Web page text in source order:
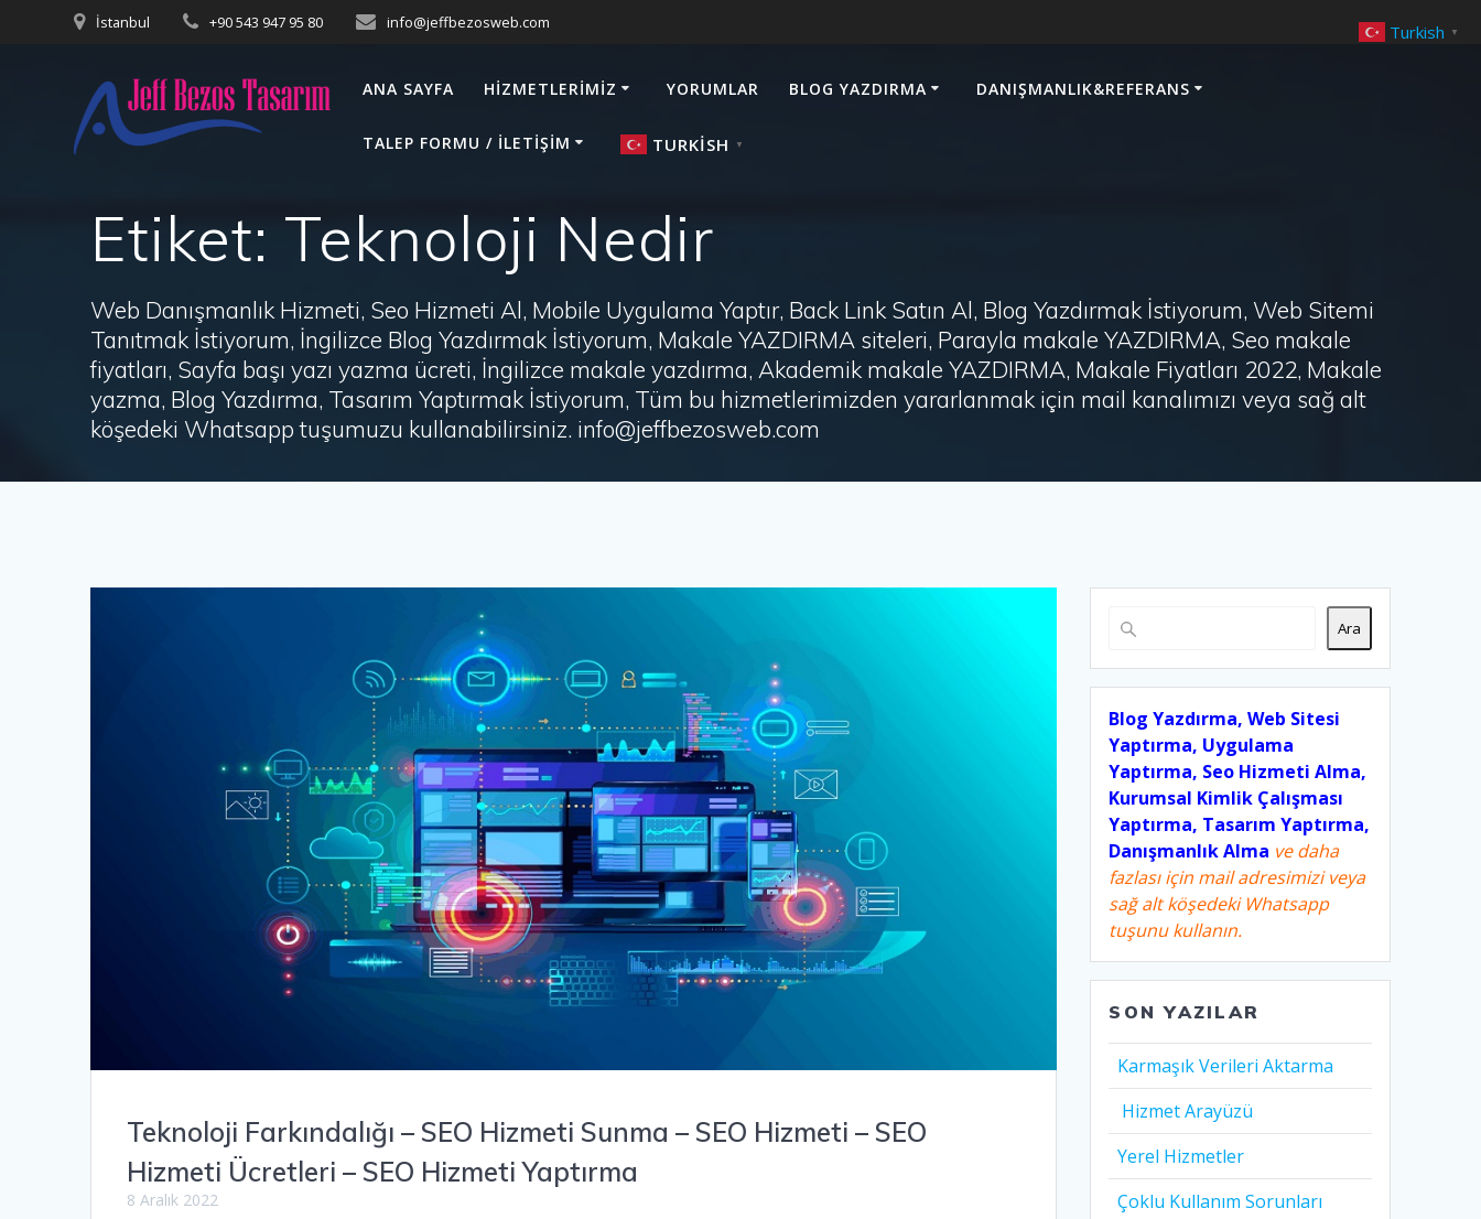
İstanbul +90 543 947 95 80 info@jeffbezosweb.com
ANA SAYFA HIZMETLERIMIZ YORUMLAR BLOG YAZDIRMA DANIŞMANLIK&REFERANS
TALEP FORMU / İLETIŞIM TURKISH ▼
Etiket: Teknoloji Nedir
Web Danışmanlık Hizmeti, Seo Hizmeti Al, Mobile Uygulama Yaptır, Back Link Satın Al, Blog Yazdırmak İstiyorum, Web Sitemi
Tanıtmak İstiyorum, İngilizce Blog Yazdırmak İstiyorum, Makale YAZDIRMA siteleri, Parayla makale YAZDIRMA, Seo makale
fiyatları, Sayfa başı yazı yazma ücreti, İngilizce makale yazdırma, Akademik makale YAZDIRMA, Makale Fiyatları 2022, Makale
yazma, Blog Yazdırma, Tasarım Yaptırmak İstiyorum, Tüm bu hizmetlerimizden yararlanmak için mail kanalımızı veya sağ alt
köşedeki Whatsapp tuşumuzu kullanabilirsiniz. info@jeffbezosweb.com
Teknoloji Farkındalığı – SEO Hizmeti Sunma – SEO Hizmeti – SEO
Hizmeti Ücretleri – SEO Hizmeti Yaptırma
8 Aralık 2022
Ara
Blog Yazdırma, Web Sitesi
Yaptırma, Uygulama
Yaptırma, Seo Hizmeti Alma,
Kurumsal Kimlik Çalışması
Yaptırma, Tasarım Yaptırma,
Danışmanlık Alma ve daha
fazlası için mail adresimizi veya
sağ alt köşedeki Whatsapp
tuşunu kullanın.
SON YAZILAR
Karmaşık Verileri Aktarma
Hizmet Arayüzü
Yerel Hizmetler
Çoklu Kullanım Sorunları
Turkish ▼